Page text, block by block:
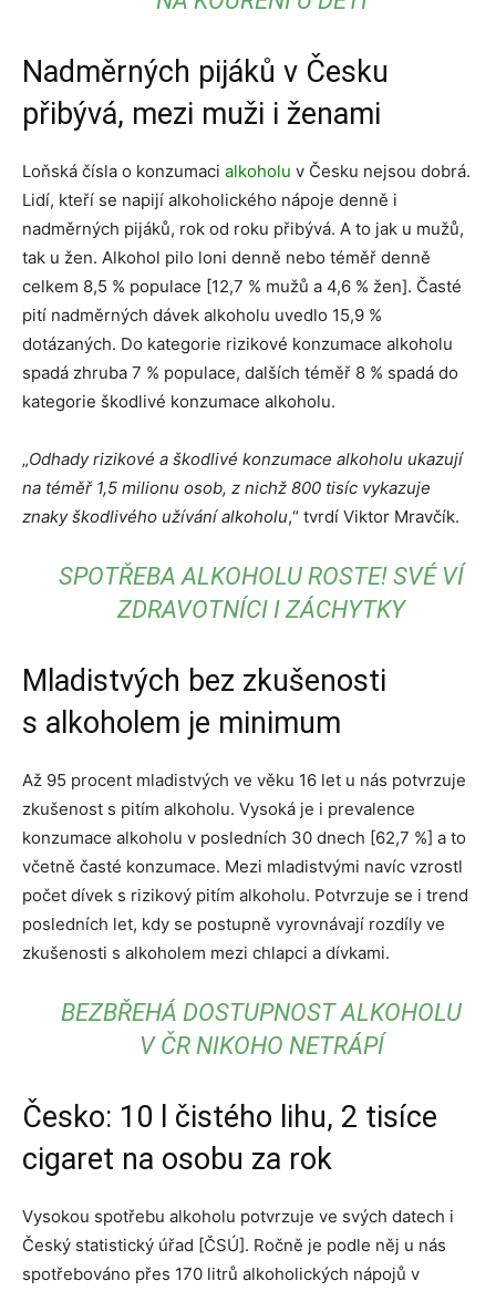
Nadměrných pijáků v Česku
přibývá, mezi muži i ženami
Loňská čísla o konzumaci alkoholu v Česku nejsou dobrá.
Lidí, kteří se napijí alkoholického nápoje denně i
nadměrných pijáků, rok od roku přibývá. A to jak u mužů,
tak u žen. Alkohol pilo loni denně nebo téměř denně
celkem 8,5 % populace [12,7 % mužů a 4,6 % žen]. Časté
pití nadměrných dávek alkoholu uvedlo 15,9 %
dotázaných. Do kategorie rizikové konzumace alkoholu
spadá zhruba 7 % populace, dalších téměř 8 % spadá do
kategorie škodlivé konzumace alkoholu.
„Odhady rizikové a škodlivé konzumace alkoholu ukazují
na téměř 1,5 milionu osob, z nichž 800 tisíc vykazuje
znaky škodlivého užívání alkoholu,“ tvrdí Viktor Mravčík.
SPOTŘEBA ALKOHOLU ROSTE! SVÉ VÍ
ZDRAVOTNÍCI I ZÁCHYTKY
Mladistvých bez zkušenosti
s alkoholem je minimum
Až 95 procent mladistvých ve věku 16 let u nás potvrzuje
zkušenost s pitím alkoholu. Vysoká je i prevalence
konzumace alkoholu v posledních 30 dnech [62,7 %] a to
včetně časté konzumace. Mezi mladistvými navíc vzrostl
počet dívek s rizikový pitím alkoholu. Potvrzuje se i trend
posledních let, kdy se postupně vyrovnávají rozdíly ve
zkušenosti s alkoholem mezi chlapci a dívkami.
BEZBŘEHÁ DOSTUPNOST ALKOHOLU
V ČR NIKOHO NETRÁPÍ
Česko: 10 l čistého lihu, 2 tisíce
cigaret na osobu za rok
Vysokou spotřebu alkoholu potvrzuje ve svých datech i
Český statistický úřad [ČSÚ]. Ročně je podle něj u nás
spotřebováno přes 170 litrů alkoholických nápojů v